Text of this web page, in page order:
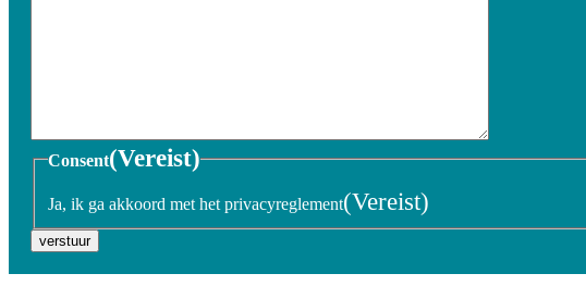
Consent(Vereist)
Ja, ik ga akkoord met het privacyreglement(Vereist)
verstuur